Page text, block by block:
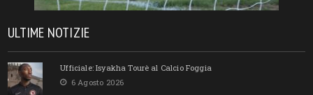
ULTIME NOTIZIE
Ufficiale: Isyakha Tourè al Calcio Foggia
6 Agosto 2026